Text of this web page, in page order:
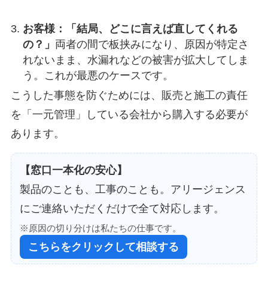
お客様：「結局、どこに言えば直してくれる
の？」 両者の間で板挟みになり、原因が特定さ
れないまま、水漏れなどの被害が拡大してしま
う。これが最悪のケースです。
こうした事態を防ぐためには、販売と施工の責任
を「一元管理」している会社から購入する必要が
あります。
【窓口一本化の安心】
製品のことも、工事のことも。アリージェンス
にご連絡いただくだけで全て対応します。
※原因の切り分けは私たちの仕事です。
こちらをクリックして相談する